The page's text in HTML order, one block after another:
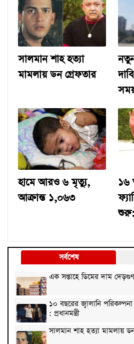
সালমান শাহ হত্যা
মামলায় ডন গ্রেফতার
হামে আরও ৬ মৃত্যু,
আক্রান্ত ১,০৬৩
১৬
শুরু:
সর্বশেষ
এক সপ্তাহে ডিমের দাম
১০ বছরের জ্বালানি
: প্রধানমন্ত্রী
সালমান শাহ হত্যা মামলায়